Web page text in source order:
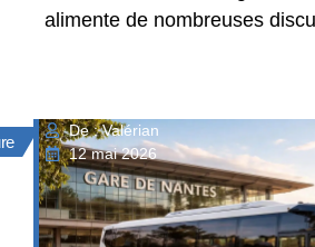
alimente de nombreuses
De : Valérian
12 mai 2026